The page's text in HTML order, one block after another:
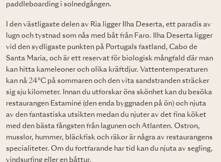
paddleboarding i solnedgången.
I den västligaste delen av Ria ligger Ilha Deserta, ett paradis av
lugn och tystnad som nås med båt från Faro. Ilha Deserta ligger
vid den sydligaste punkten på Portugals fastland, Cabo de
Santa Maria, och är ett reservat för biologisk mångfald där man
kan hitta kameleoner och olika kräftdjur. Vattentemperaturen
kan nå 24°C på sommaren och den vita sandstranden sträcker
sig sju kilometer. Innan du utforskar öns skönhet kan du besöka
restaurangen Estaminé (den enda byggnaden på ön) och njuta
av den fantastiska utsikten medan du njuter av det fina köket
med den bästa fångsten från lagunen och Atlanten. Ostron,
musslor, hummer, bläckfisk och räkor är några av restaurangens
specialiteter. Om du fortfarande har tid kan du njuta av segling,
vindsurfing eller en båttur.